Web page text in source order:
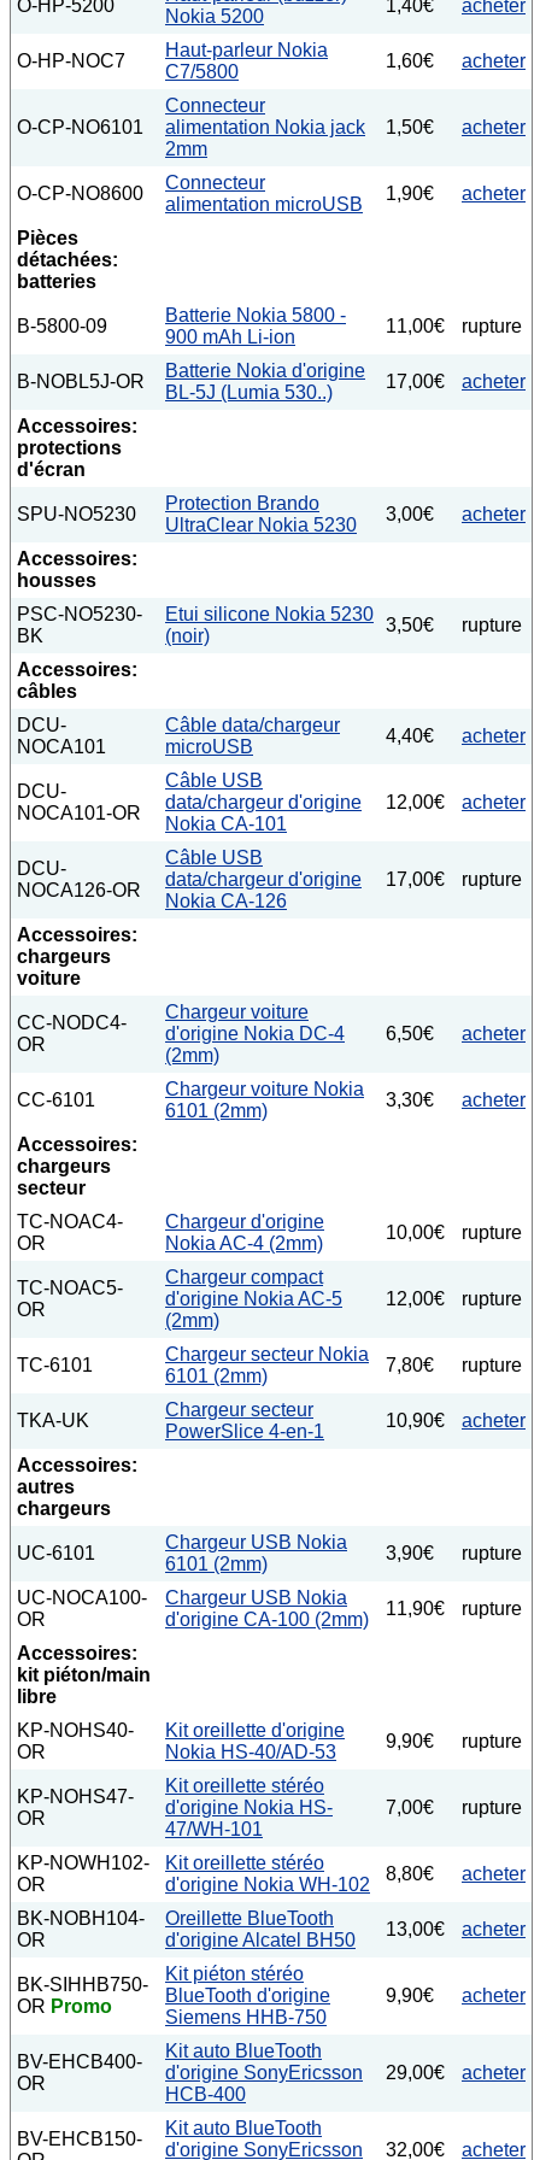
O-HP-5200
Nokia 5200
1,40€ acheter
O-HP-NOC7
Haut-parleur Nokia
C7/5800
1,60€ acheter
O-CP-NO6101
Connecteur
alimentation Nokia jack
2mm
1,50€ acheter
O-CP-NO8600
Connecteur
alimentation microUSB
1,90€ acheter
Pièces
détachées:
batteries
B-5800-09
Batterie Nokia 5800 -
900 mAh Li-ion
11,00€ rupture
B-NOBL5J-OR
Batterie Nokia d'origine
BL-5J (Lumia 530..)
17,00€ acheter
Accessoires:
protections
d'écran
SPU-NO5230
Protection Brando
UltraClear Nokia 5230
3,00€ acheter
Accessoires:
housses
PSC-NO5230-
BK
Etui silicone Nokia 5230
(noir)
3,50€ rupture
Accessoires:
câbles
DCU-
NOCA101
Câble data/chargeur
microUSB
4,40€ acheter
DCU-
NOCA101-OR
Câble USB
data/chargeur d'origine
Nokia CA-101
12,00€ acheter
DCU-
NOCA126-OR
Câble USB
data/chargeur d'origine
Nokia CA-126
17,00€ rupture
Accessoires:
chargeurs
voiture
CC-NODC4-
OR
Chargeur voiture
d'origine Nokia DC-4
(2mm)
6,50€ acheter
CC-6101
Chargeur voiture Nokia
6101 (2mm)
3,30€ acheter
Accessoires:
chargeurs
secteur
TC-NOAC4-
OR
Chargeur d'origine
Nokia AC-4 (2mm)
10,00€ rupture
TC-NOAC5-
OR
Chargeur compact
d'origine Nokia AC-5
(2mm)
12,00€ rupture
TC-6101
Chargeur secteur Nokia
6101 (2mm)
7,80€ rupture
TKA-UK
Chargeur secteur
PowerSlice 4-en-1
10,90€ acheter
Accessoires:
autres
chargeurs
UC-6101
Chargeur USB Nokia
6101 (2mm)
3,90€ rupture
UC-NOCA100-
OR
Chargeur USB Nokia
d'origine CA-100 (2mm)
11,90€ rupture
Accessoires:
kit piéton/main
libre
KP-NOHS40-
OR
Kit oreillette d'origine
Nokia HS-40/AD-53
9,90€ rupture
KP-NOHS47-
OR
Kit oreillette stéréo
d'origine Nokia HS-
47/WH-101
7,00€ rupture
KP-NOWH102-
OR
Kit oreillette stéréo
d'origine Nokia WH-102
8,80€ acheter
BK-NOBH104-
OR
Oreillette BlueTooth
d'origine Alcatel BH50
13,00€ acheter
BK-SIHHB750-
OR Promo
Kit piéton stéréo
BlueTooth d'origine
Siemens HHB-750
9,90€ acheter
BV-EHCB400-
OR
Kit auto BlueTooth
d'origine SonyEricsson
HCB-400
29,00€ acheter
BV-EHCB150-
Kit auto BlueTooth
d'origine SonyEricsson
32,00€ acheter